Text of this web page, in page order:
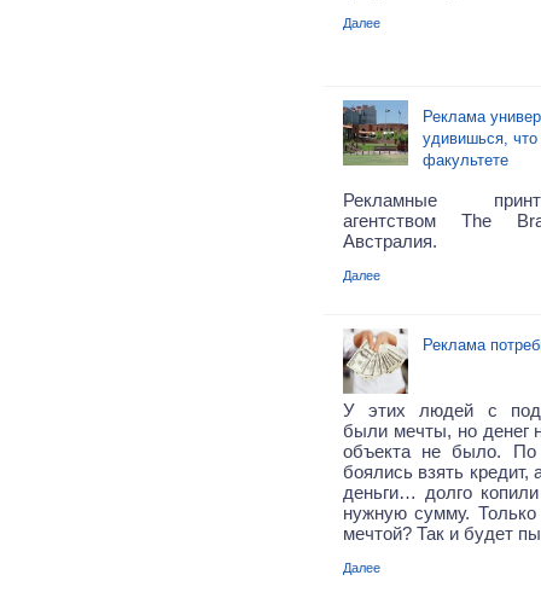
Далее
Реклама
удивишься,
факультете
Рекламные
агентством The
Австралия.
Далее
Реклама
У этих людей с
были мечты, но денег
объекта не было. По
боялись взять кредит,
деньги… долго
нужную сумму.
мечтой? Так и будет
Далее